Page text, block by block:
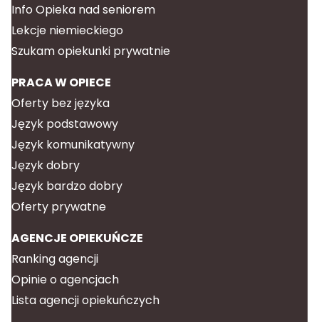
Info Opieka nad seniorem
Lekcje niemieckiego
Szukam opiekunki prywatnie
PRACA W OPIECE
Oferty bez języka
Język podstawowy
Język komunikatywny
Język dobry
Język bardzo dobry
Oferty prywatne
AGENCJE OPIEKUŃCZE
Ranking agencji
Opinie o agencjach
Lista agencji opiekuńczych